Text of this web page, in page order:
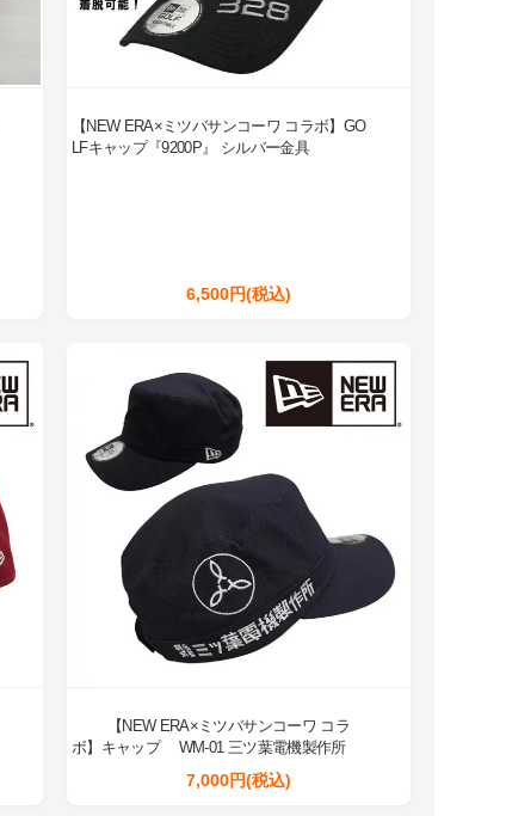
【NEW ERA×ミツバサンコーワ コラボ】GO
LFキャップ『9200P』 シルバー金具
6,500円(税込)
【NEW ERA×ミツバサンコーワ コラ
ボ】キャップ WM-01 三ツ葉電機製作所
7,000円(税込)